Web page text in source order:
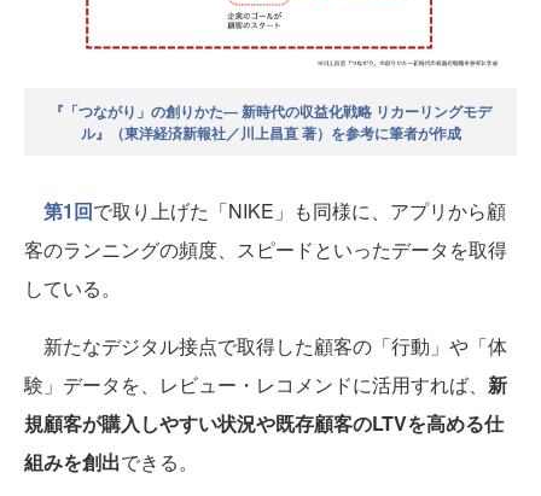
『「つながり」の創りかた― 新時代の収益化戦略 リカーリングモデ
ル』（東洋経済新報社／川上昌直 著）を参考に筆者が作成
第1回で取り上げた「NIKE」も同様に、アプリから顧
客のランニングの頻度、スピードといったデータを取得
している。
新たなデジタル接点で取得した顧客の「行動」や「体
験」データを、レビュー・レコメンドに活用すれば、 新
規顧客が購入しやすい状況や既存顧客のLTVを高める仕
組みを創出できる。